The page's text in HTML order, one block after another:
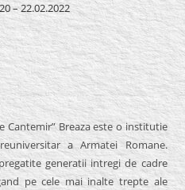
– 22.02.2022
Cantemir” Breaza este o institutie
a Armatei Romane.
generatii intregi de cadre
pe cele mai inalte trepte ale